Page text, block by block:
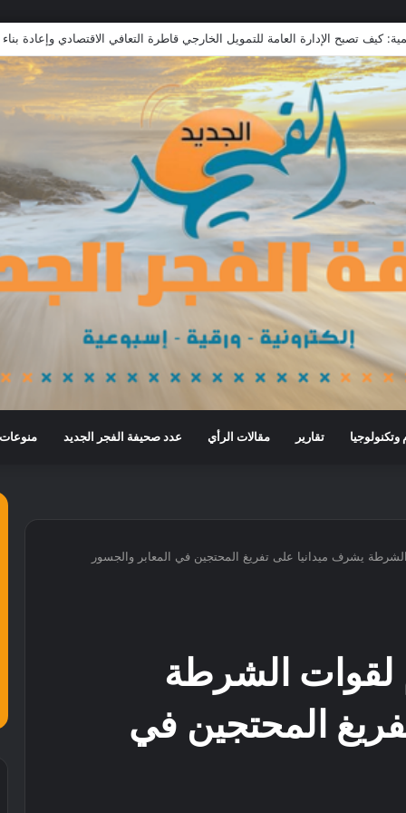
الطبية بالأردن: علاج جرحى معركة الكرامة بالخارج
وتكنولوجيا تقارير مقالات الرأي عدد صحيفة الفجر الجديد منوعات
يشرف ميدانيا على تفريغ المحتجين في المعابر والجسور
لقوات الشرطة
المحتجين في